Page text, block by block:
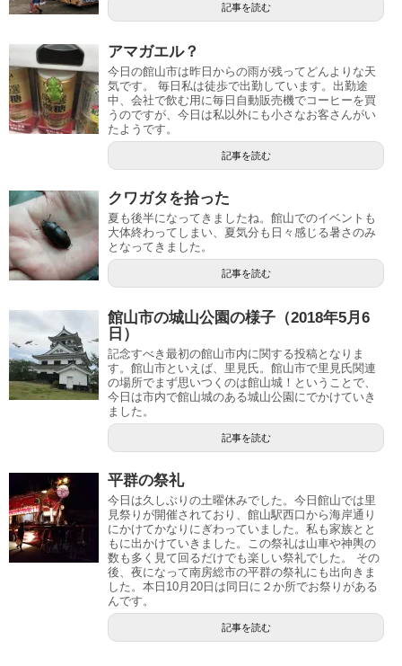
記事を読む
アマガエル？
今日の館山市は昨日からの雨が残ってどんよりな天
気です。 毎日私は徒歩で出勤しています。出勤途
中、会社で飲む用に毎日自動販売機でコーヒーを買
うのですが、今日は私以外にも小さなお客さんがい
たようです。
記事を読む
クワガタを拾った
夏も後半になってきましたね。館山でのイベントも
大体終わってしまい、夏気分も日々感じる暑さのみ
となってきました。
記事を読む
館山市の城山公園の様子（2018年5月6
日）
記念すべき最初の館山市内に関する投稿となりま
す。館山市といえば、里見氏。館山市で里見氏関連
の場所でまず思いつくのは館山城！ということで、
今日は市内で館山城のある城山公園にでかけていき
ました。
記事を読む
平群の祭礼
今日は久しぶりの土曜休みでした。今日館山では里
見祭りが開催されており、館山駅西口から海岸通り
にかけてかなりにぎわっていました。私も家族とと
もに出かけていきました。この祭礼は山車や神輿の
数も多く見て回るだけでも楽しい祭礼でした。 その
後、夜になって南房総市の平群の祭礼にも出向きま
した。本日10月20日は同日に２か所でお祭りがある
んです。
記事を読む